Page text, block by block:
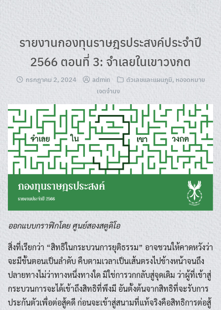
รายงานกองทุนราษฎรประสงค์ประจำปี
2566 ตอนที่ 3: จำเลยในเขาวงกต
กรกฎาคม 2, 2024 admin ตัวเลขและแผนภูมิ, หอจดหมาย
เจตจำนง
ออกแบบกราฟิกโดย ศูนย์สองสตูดิโอ
สิ่งที่เรียกว่า “สิทธิในกระบวนการยุติธรรม” อาจชวนให้คาดหวังว่า
จะมีขั้นตอนเป็นลำดับ คืบตามเวลาเป็นเส้นตรงไปข้างหน้าจนถึง
ปลายทางไม่ว่าทางหนึ่งทางใด มิใช่การวกกลับสู่จุดเดิม ว่าผู้ที่เข้าสู่
กระบวนการจะได้เข้าถึงสิทธิที่พึงมี อันตั้งต้นจากสิทธิที่จะรับการ
ประกันตัวเพื่อต่อสู้คดี ก่อนจะเข้าสู่สนามที่แท้จริงคือสิทธิการต่อสู้